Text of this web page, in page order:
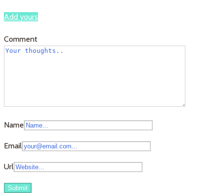
Add yours
Comment
Name
Email
Url